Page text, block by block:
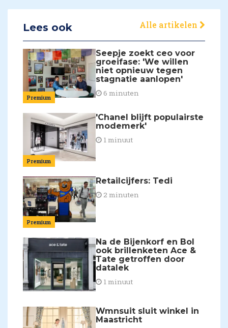
Lees ook Alle artikelen
Premium
Seepje zoekt ceo voor
groeifase: 'We willen
niet opnieuw tegen
stagnatie aanlopen'
6 minuten
Premium
'Chanel blijft populairste
modemerk'
1 minuut
Premium
Retailcijfers: Tedi
2 minuten
Na de Bijenkorf en Bol
ook brillenketen Ace &
Tate getroffen door
datalek
1 minuut
Wmnsuit sluit winkel in
Maastricht